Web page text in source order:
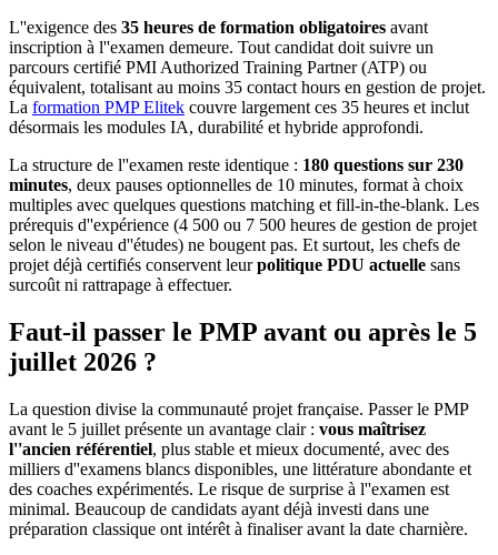
L''exigence des 35 heures de formation obligatoires avant
inscription à l''examen demeure. Tout candidat doit suivre un
parcours certifié PMI Authorized Training Partner (ATP) ou
équivalent, totalisant au moins 35 contact hours en gestion de projet.
La formation PMP Elitek couvre largement ces 35 heures et inclut
désormais les modules IA, durabilité et hybride approfondi.
La structure de l''examen reste identique : 180 questions sur 230
minutes, deux pauses optionnelles de 10 minutes, format à choix
multiples avec quelques questions matching et fill-in-the-blank. Les
prérequis d''expérience (4 500 ou 7 500 heures de gestion de projet
selon le niveau d''études) ne bougent pas. Et surtout, les chefs de
projet déjà certifiés conservent leurpolitique PDU actuelle sans
surcoût ni rattrapage à effectuer.
Faut-il passer le PMP avant ou après le 5
juillet 2026 ?
La question divise la communauté projet française. Passer le PMP
avant le 5 juillet présente un avantage clair : vous maîtrisez
l''ancien référentiel, plus stable et mieux documenté, avec des
milliers d''examens blancs disponibles, une littérature abondante et
des coaches expérimentés. Le risque de surprise à l''examen est
minimal. Beaucoup de candidats ayant déjà investi dans une
préparation classique ont intérêt à finaliser avant la date charnière.